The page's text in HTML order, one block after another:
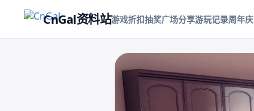
CnGal资料站游戏折扣抽奖广场分享游玩记录周年庆